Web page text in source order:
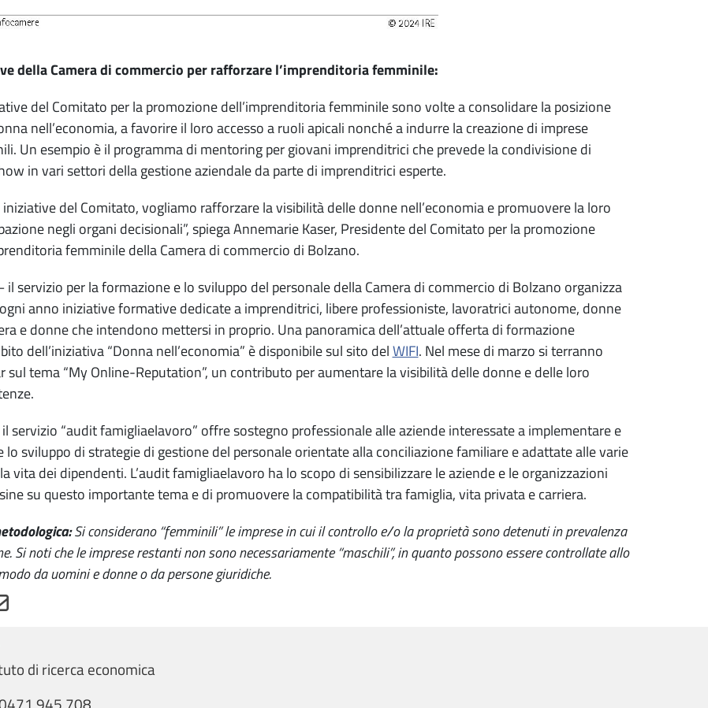
della Camera di commercio per rafforzare l’imprenditoria femminile:
del Comitato per la promozione dell’imprenditoria femminile sono volte a consolidare la posizione
nell’economia, a favorire il loro accesso a ruoli apicali nonché a indurre la creazione di imprese
Un esempio è il programma di mentoring per giovani imprenditrici che prevede la condivisione di
in vari settori della gestione aziendale da parte di imprenditrici esperte.
iniziative del Comitato, vogliamo rafforzare la visibilità delle donne nell’economia e promuovere la loro
negli organi decisionali”, spiega Annemarie Kaser, Presidente del Comitato per la promozione
femminile della Camera di commercio di Bolzano.
il servizio per la formazione e lo sviluppo del personale della Camera di commercio di Bolzano organizza
anno iniziative formative dedicate a imprenditrici, libere professioniste, lavoratrici autonome, donne
e donne che intendono mettersi in proprio. Una panoramica dell’attuale offerta di formazione
dell’iniziativa “Donna nell’economia” è disponibile sul sito delWIFI. Nel mese di marzo si terranno
sul tema “My Online-Reputation”, un contributo per aumentare la visibilità delle donne e delle loro
servizio “audit famigliaelavoro” offre sostegno professionale alle aziende interessate a implementare e
lo sviluppo di strategie di gestione del personale orientate alla conciliazione familiare e adattate alle varie
vita dei dipendenti. L’audit famigliaelavoro ha lo scopo di sensibilizzare le aziende e le organizzazioni
su questo importante tema e di promuovere la compatibilità tra famiglia, vita privata e carriera.
Si considerano “femminili” le imprese in cui il controllo e/o la proprietà sono detenuti in prevalenza
Si noti che le imprese restanti non sono necessariamente “maschili”, in quanto possono essere controllate allo
da uomini e donne o da persone giuridiche.
di ricerca economica